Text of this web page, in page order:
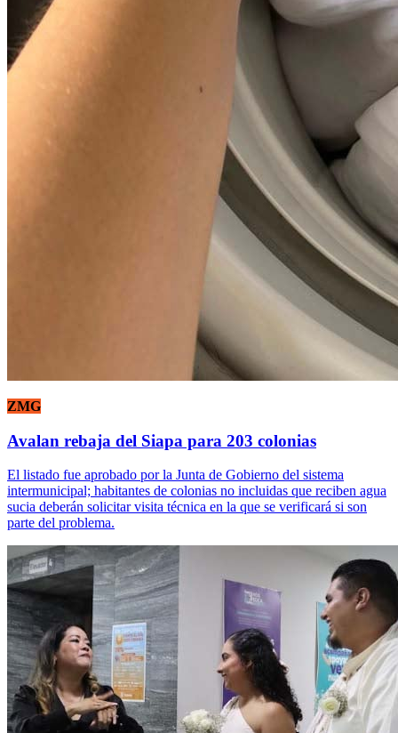
ZMG
Avalan rebaja del Siapa para 203 colonias
El listado fue aprobado por la Junta de Gobierno del sistema
intermunicipal; habitantes de colonias no incluidas que reciben agua
sucia deberán solicitar visita técnica en la que se verificará si son
parte del problema.